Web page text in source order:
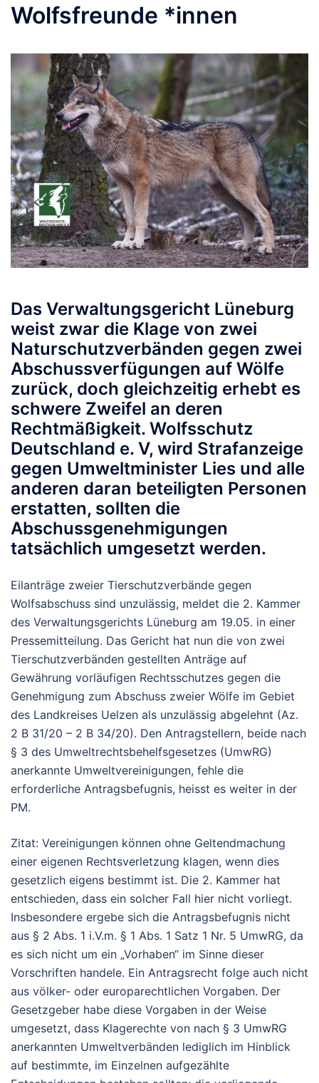
Wolfsfreunde *innen
Das Verwaltungsgericht Lüneburg
weist zwar die Klage von zwei
Naturschutzverbänden gegen zwei
Abschussverfügungen auf Wölfe
zurück, doch gleichzeitig erhebt es
schwere Zweifel an deren
Rechtmäßigkeit. Wolfsschutz
Deutschland e. V, wird Strafanzeige
gegen Umweltminister Lies und alle
anderen daran beteiligten Personen
erstatten, sollten die
Abschussgenehmigungen
tatsächlich umgesetzt werden.
Eilanträge zweier Tierschutzverbände gegen
Wolfsabschuss sind unzulässig, meldet die 2. Kammer
des Verwaltungsgerichts Lüneburg am 19.05. in einer
Pressemitteilung. Das Gericht hat nun die von zwei
Tierschutzverbänden gestellten Anträge auf
Gewährung vorläufigen Rechtsschutzes gegen die
Genehmigung zum Abschuss zweier Wölfe im Gebiet
des Landkreises Uelzen als unzulässig abgelehnt (Az.
2 B 31/20 – 2 B 34/20). Den Antragstellern, beide nach
§ 3 des Umweltrechtsbehelfsgesetzes (UmwRG)
anerkannte Umweltvereinigungen, fehle die
erforderliche Antragsbefugnis, heisst es weiter in der
PM.
Zitat: Vereinigungen können ohne Geltendmachung
einer eigenen Rechtsverletzung klagen, wenn dies
gesetzlich eigens bestimmt ist. Die 2. Kammer hat
entschieden, dass ein solcher Fall hier nicht vorliegt.
Insbesondere ergebe sich die Antragsbefugnis nicht
aus § 2 Abs. 1 i.V.m. § 1 Abs. 1 Satz 1 Nr. 5 UmwRG, da
es sich nicht um ein „Vorhaben“ im Sinne dieser
Vorschriften handele. Ein Antragsrecht folge auch nicht
aus völker- oder europarechtlichen Vorgaben. Der
Gesetzgeber habe diese Vorgaben in der Weise
umgesetzt, dass Klagerechte von nach § 3 UmwRG
anerkannten Umweltverbänden lediglich im Hinblick
auf bestimmte, im Einzelnen aufgezählte